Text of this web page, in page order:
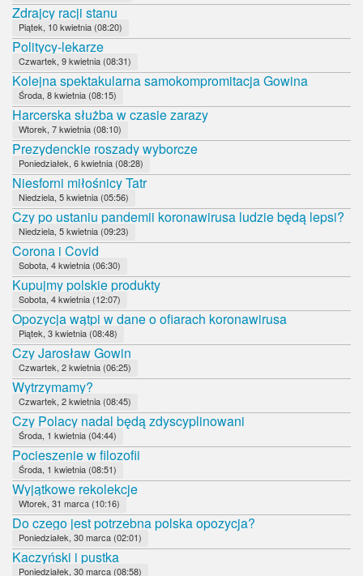
Zdrajcy racji stanu
Piątek, 10 kwietnia (08:20)
Politycy-lekarze
Czwartek, 9 kwietnia (08:31)
Kolejna spektakularna samokompromitacja Gowina
Środa, 8 kwietnia (08:15)
Harcerska służba w czasie zarazy
Wtorek, 7 kwietnia (08:10)
Prezydenckie roszady wyborcze
Poniedziałek, 6 kwietnia (08:28)
Niesforni miłośnicy Tatr
Niedziela, 5 kwietnia (05:56)
Czy po ustaniu pandemii koronawirusa ludzie będą lepsi?
Niedziela, 5 kwietnia (09:23)
Corona i Covid
Sobota, 4 kwietnia (06:30)
Kupujmy polskie produkty
Sobota, 4 kwietnia (12:07)
Opozycja wątpi w dane o ofiarach koronawirusa
Piątek, 3 kwietnia (08:48)
Czy Jarosław Gowin
Czwartek, 2 kwietnia (06:25)
Wytrzymamy?
Czwartek, 2 kwietnia (08:45)
Czy Polacy nadal będą zdyscyplinowani
Środa, 1 kwietnia (04:44)
Pocieszenie w filozofii
Środa, 1 kwietnia (08:51)
Wyjątkowe rekolekcje
Wtorek, 31 marca (10:16)
Do czego jest potrzebna polska opozycja?
Poniedziałek, 30 marca (02:01)
Kaczyński i pustka
Poniedziałek, 30 marca (08:58)